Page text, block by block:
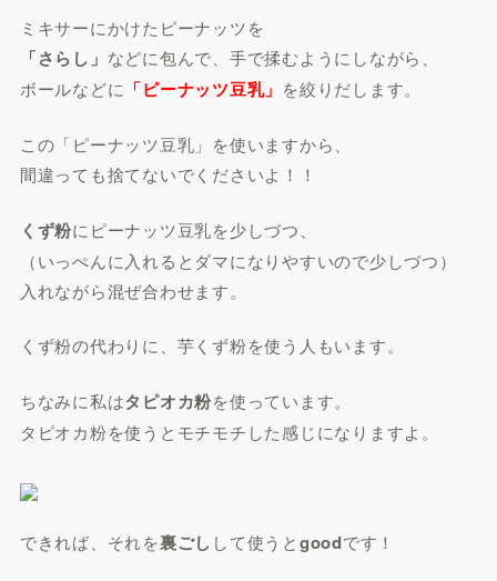
ミキサーにかけたピーナッツを
「さらし」 などに包んで、手で揉むようにしながら、
ボールなどに 「ピーナッツ豆乳」 を絞りだします。
この「ピーナッツ豆乳」を使いますから、
間違っても捨てないでくださいよ！！
くず粉にピーナッツ豆乳を少しづつ、
（いっぺんに入れるとダマになりやすいので少しづつ）
入れながら混ぜ合わせます。
くず粉の代わりに、芋くず粉を使う人もいます。
ちなみに私はタピオカ粉を使っています。
タピオカ粉を使うとモチモチした感じになりますよ。
できれば、それを裏ごし して使うとgoodです！